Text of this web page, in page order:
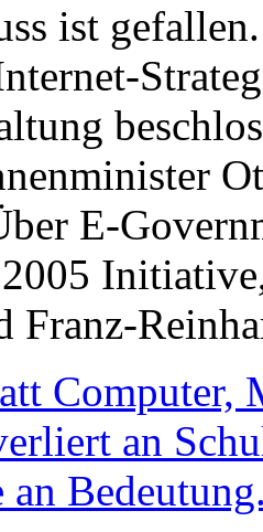
ist
E-
Franz-
Computer,
an
an